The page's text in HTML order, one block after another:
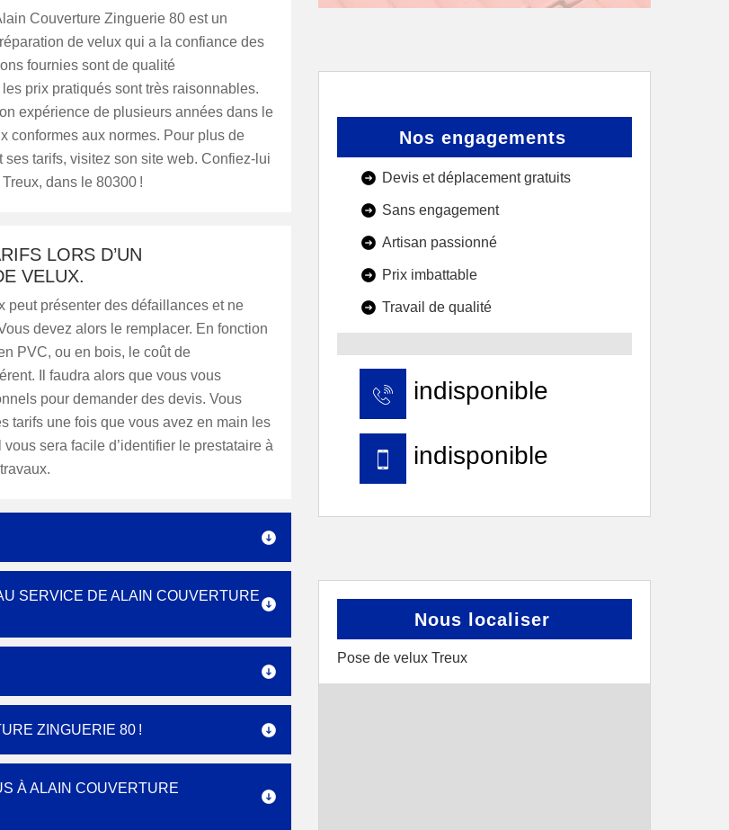
Couverture Zinguerie 80 est un
de velux qui a la confiance des
fournies sont de qualité
prix pratiqués sont très raisonnables.
expérience de plusieurs années dans le
conformes aux normes. Pour plus de
ses tarifs, visitez son site web. Confiez-lui
dans le 80300 !
LORS D’UN
VELUX.
peut présenter des défaillances et ne
devez alors le remplacer. En fonction
PVC, ou en bois, le coût de
Il faudra alors que vous vous
pour demander des devis. Vous
tarifs une fois que vous avez en main les
sera facile d’identifier le prestataire à
SERVICE DE ALAIN COUVERTURE
ZINGUERIE 80 !
À ALAIN COUVERTURE
Nos engagements
Devis et déplacement gratuits
Sans engagement
Artisan passionné
Prix imbattable
Travail de qualité
indisponible
indisponible
Nous localiser
Pose de velux Treux